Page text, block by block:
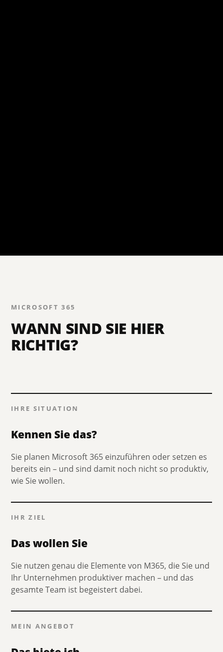
MICROSOFT 365
WANN SIND SIE HIER
RICHTIG?
IHRE SITUATION
Kennen Sie das?
Sie planen Microsoft 365 einzuführen oder setzen es
bereits ein – und sind damit noch nicht so produktiv,
wie Sie wollen.
IHR ZIEL
Das wollen Sie
Sie nutzen genau die Elemente von M365, die Sie und
Ihr Unternehmen produktiver machen – und das
gesamte Team ist begeistert dabei.
MEIN ANGEBOT